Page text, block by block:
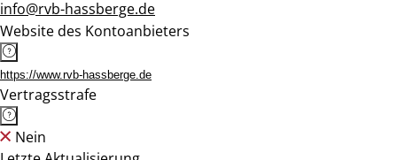
info@rvb-hassberge.de
Website des Kontoanbieters
https://www.rvb-hassberge.de
Vertragsstrafe
Nein